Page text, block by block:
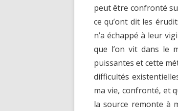
peut être confronté
ce qu’ont dit les
n’a échappé à leur
que l’on vit dans le
puissantes et cette
difficultés
ma vie, confronté, et
la source remonte à